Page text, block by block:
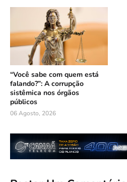
“Você sabe com quem está
falando?”: A corrupção
sistêmica nos órgãos
públicos
06 Agosto, 2026